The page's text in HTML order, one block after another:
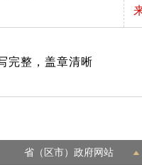
完整，盖章清晰
省（区市）政府网站